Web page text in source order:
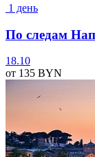
1 день
По следам
18.10
от 135 BYN